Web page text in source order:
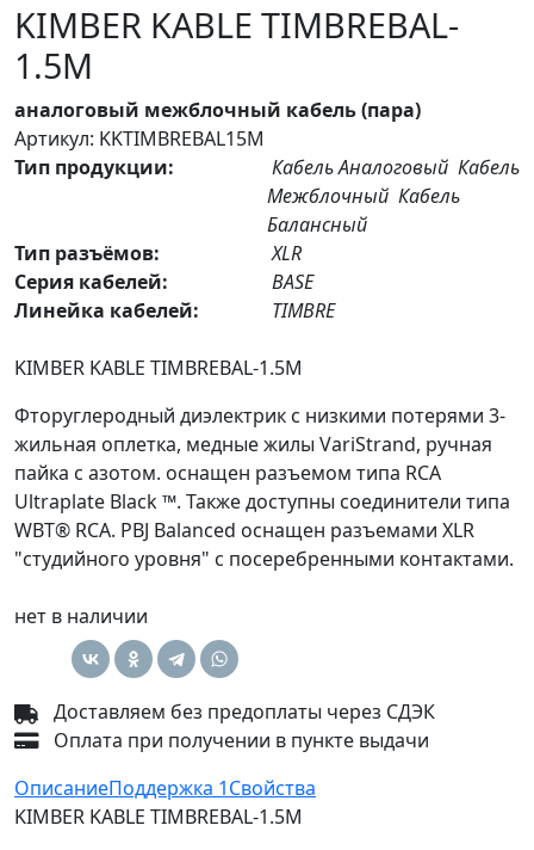
KIMBER KABLE TIMBREBAL-
1.5M
аналоговый межблочный кабель (пара)
Артикул: KKTIMBREBAL15M
Тип продукции:
Кабель Аналоговый Кабель
Межблочный Кабель
Балансный
Тип разъёмов:
XLR
Серия кабелей:
BASE
Линейка кабелей:
TIMBRE
KIMBER KABLE TIMBREBAL-1.5M
Фторуглеродный диэлектрик с низкими потерями 3-
жильная оплетка, медные жилы VariStrand, ручная
пайка с азотом. оснащен разъемом типа RCA
Ultraplate Black ™. Также доступны соединители типа
WBT® RCA. PBJ Balanced оснащен разъемами XLR
"студийного уровня" с посеребренными контактами.
нет в наличии
Доставляем без предоплаты через СДЭК
Оплата при получении в пункте выдачи
ОписаниеПоддержка 1Свойства
KIMBER KABLE TIMBREBAL-1.5M